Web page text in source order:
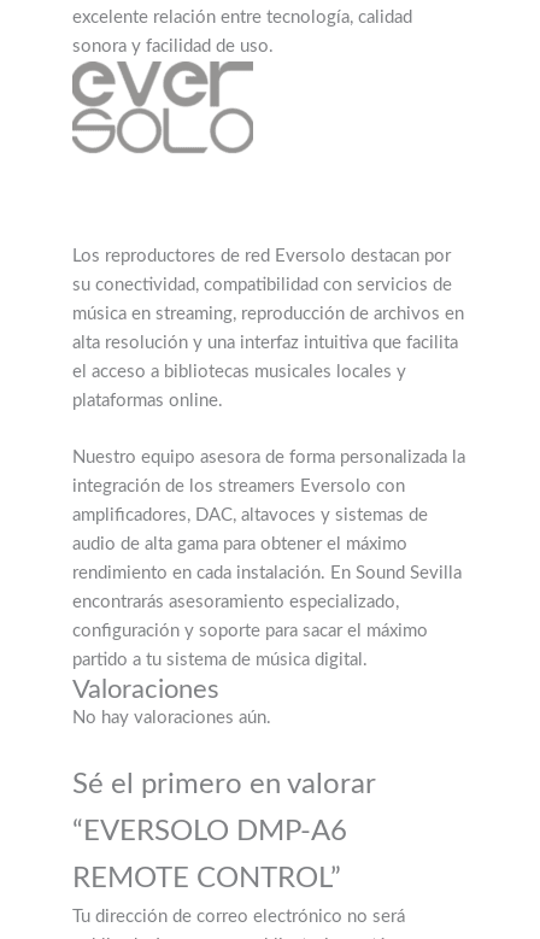
excelente relación entre tecnología, calidad
sonora y facilidad de uso.
Los reproductores de red Eversolo destacan por
su conectividad, compatibilidad con servicios de
música en streaming, reproducción de archivos en
alta resolución y una interfaz intuitiva que facilita
el acceso a bibliotecas musicales locales y
plataformas online.
Nuestro equipo asesora de forma personalizada la
integración de los streamers Eversolo con
amplificadores, DAC, altavoces y sistemas de
audio de alta gama para obtener el máximo
rendimiento en cada instalación. En Sound Sevilla
encontrarás asesoramiento especializado,
configuración y soporte para sacar el máximo
partido a tu sistema de música digital.
Valoraciones
No hay valoraciones aún.
Sé el primero en valorar
“EVERSOLO DMP-A6
REMOTE CONTROL”
Tu dirección de correo electrónico no será